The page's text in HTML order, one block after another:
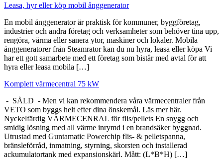
Leasa, hyr eller köp mobil ånggenerator
En mobil ånggenerator är praktisk för kommuner, byggföretag,
industrier och andra företag och verksamheter som behöver tina upp,
rengöra, värma eller sanera ytor, maskiner och lokaler. Mobila
ånggeneratorer från Steamrator kan du nu hyra, leasa eller köpa Vi
har ett gott samarbete med ett företag som bistår med avtal för att
hyra eller leasa mobila […]
Komplett värmecentral 75 kW
- SÅLD - Men vi kan rekommendera våra värmecentraler från
VETO som byggs helt efter dina önskemål. Läs mer här.
Nyckelfärdig VÄRMECENRAL för flis/pellets En snygg och
smidig lösning med all värme inrymd i en brandsäker byggnad.
Utrustad med Guntamatic Powerchip flis- & pelletspanna,
bränsleförråd, inmatning, styrning, skorsten och installerad
ackumulatortank med expansionskärl. Mått: (L*B*H) […]